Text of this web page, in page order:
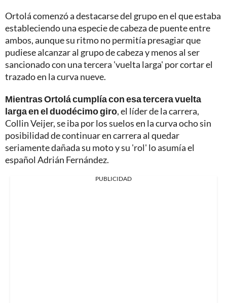
Ortolá comenzó a destacarse del grupo en el que estaba
estableciendo una especie de cabeza de puente entre
ambos, aunque su ritmo no permitía presagiar que
pudiese alcanzar al grupo de cabeza y menos al ser
sancionado con una tercera 'vuelta larga' por cortar el
trazado en la curva nueve.
Mientras Ortolá cumplía con esa tercera vuelta
larga en el duodécimo giro, el líder de la carrera,
Collin Veijer, se iba por los suelos en la curva ocho sin
posibilidad de continuar en carrera al quedar
seriamente dañada su moto y su 'rol' lo asumía el
español Adrián Fernández.
PUBLICIDAD